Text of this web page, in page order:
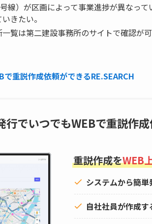
線）が区画によって事業進捗が異なっ
きたい。
覧は第二建設事務所のサイトで確認が可
重説作成依頼ができるRE.SEARCH
行でいつでもWEBで重説作成
重説作成をWEB
システムから簡
自社社員が作成